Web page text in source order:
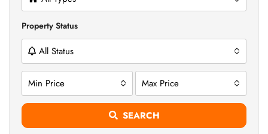
Property Status
All Status
Min Price Max Price
SEARCH